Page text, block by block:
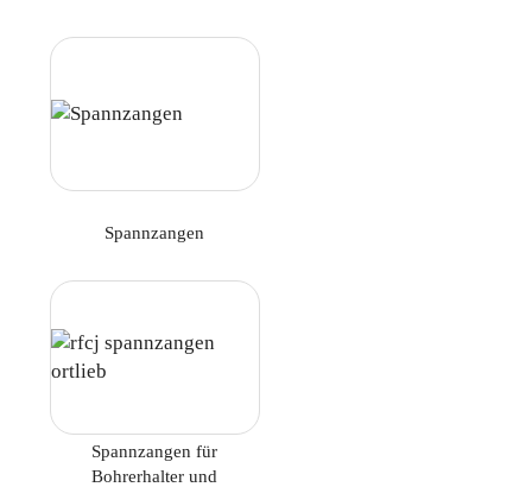
Spannzangen
Spannzangen für
Bohrerhalter und